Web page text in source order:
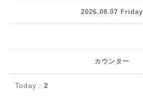
2026.08.07 Friday
カウンター
Today : 2